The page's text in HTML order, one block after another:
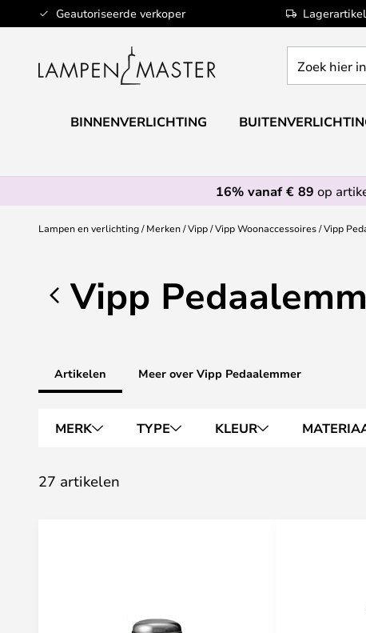
Geautoriseerde verkoper
Ga
naar
inhoud
hier
de
BINNENVERLICHTING
16% vanaf € 89 op
Lampen en verlichting Merken Vipp Vipp Woonaccessoires Vipp
Vipp
Artikelen Meer over Vipp Pedaalemmer
MERK TYPE KLEUR
27 artikelen